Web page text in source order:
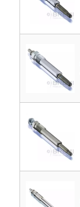
Renault
Saab
Seat
Skoda
Ssangyong
Suzuki
VW
Volvo